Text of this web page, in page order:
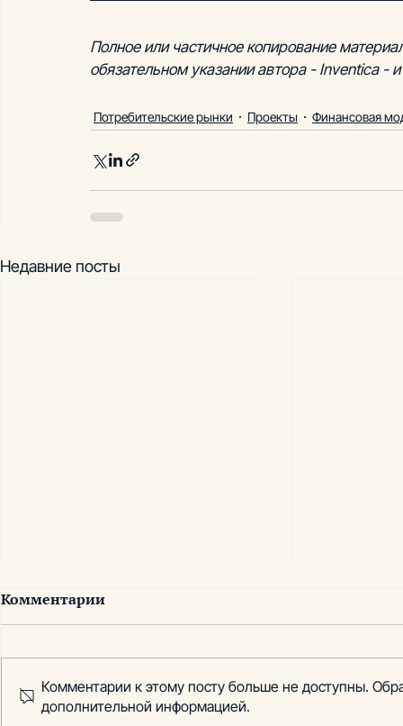
Полное или частичное копирование
обязательном указании автора - Inventica -
Потребительские рынки Проекты Финансовая
Недавние посты
Комментарии
Комментарии к этому посту больше не доступны.
дополнительной информацией.